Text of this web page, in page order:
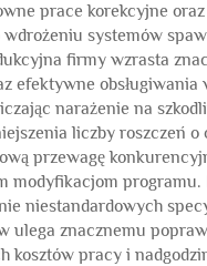
prace korekcyjne
systemów
firmy wzrasta
efektywne
narażenie na
liczby
przewagę
niestandardowych
ulega znacznemu
kosztów pracy i